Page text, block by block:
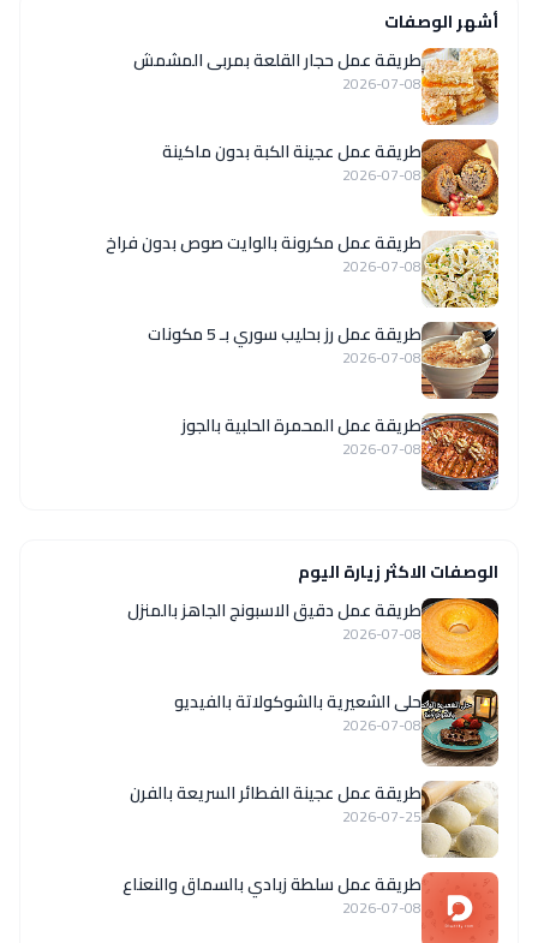
أشهر الوصفات
طريقة عمل حجار القلعة بمربى المشمش
2026-07-08
طريقة عمل عجينة الكبة بدون ماكينة
2026-07-08
طريقة عمل مكرونة بالوايت صوص بدون فراخ
2026-07-08
طريقة عمل رز بحليب سوري بـ 5 مكونات
2026-07-08
طريقة عمل المحمرة الحلبية بالجوز
2026-07-08
الوصفات الاكثر زيارة اليوم
طريقة عمل دقيق الاسبونج الجاهز بالمنزل
2026-07-08
حلى الشعيرية بالشوكولاتة بالفيديو
2026-07-08
طريقة عمل عجينة الفطائر السريعة بالفرن
2026-07-25
طريقة عمل سلطة زبادي بالسماق والنعناع
2026-07-08